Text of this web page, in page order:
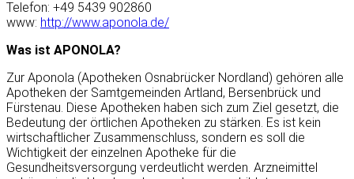
Telefon: +49 5439 902860
www: http://www.aponola.de/
Was ist APONOLA?
Zur Aponola (Apotheken Osnabrücker Nordland) gehören alle
Apotheken der Samtgemeinden Artland, Bersenbrück und
Fürstenau. Diese Apotheken haben sich zum Ziel gesetzt, die
Bedeutung der örtlichen Apotheken zu stärken. Es ist kein
wirtschaftlicher Zusammenschluss, sondern es soll die
Wichtigkeit der einzelnen Apotheke für die
Gesundheitsversorgung verdeutlicht werden. Arzneimittel